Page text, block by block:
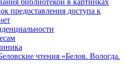
библиотекой в картинках
предоставления доступа к
чтения «Белов. Вологда.